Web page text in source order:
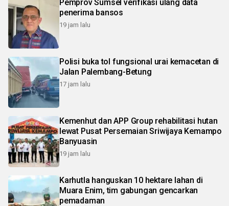
Pemprov Sumsel verifikasi ulang data
penerima bansos
19 jam lalu
Polisi buka tol fungsional urai kemacetan di
Jalan Palembang-Betung
17 jam lalu
Kemenhut dan APP Group rehabilitasi hutan
lewat Pusat Persemaian Sriwijaya Kemampo
Banyuasin
19 jam lalu
Karhutla hanguskan 10 hektare lahan di
Muara Enim, tim gabungan gencarkan
pemadaman